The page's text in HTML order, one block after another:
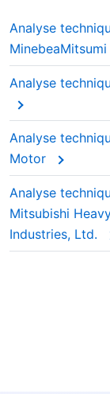
Analyse
MinebeaMitsumi
Analyse
Analyse
Motor
Analyse
Mitsubishi
Industries, Ltd.